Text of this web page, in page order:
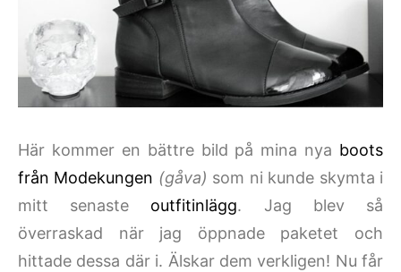
Här kommer en bättre bild på mina nya boots
från Modekungen (gåva) som ni kunde skymta i
mitt senaste outfitinlägg. Jag blev så
överraskad när jag öppnade paketet och
hittade dessa där i. Älskar dem verkligen! Nu får